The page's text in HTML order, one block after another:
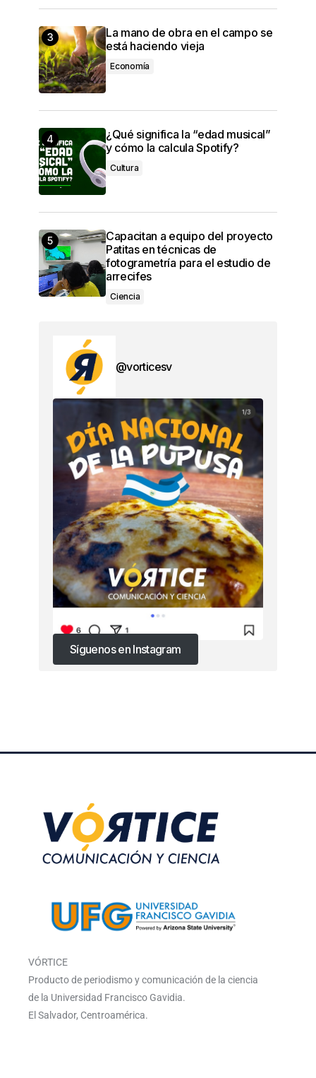
La mano de obra en el campo se
está haciendo vieja
Economía
¿Qué significa la “edad musical”
y cómo la calcula Spotify?
Cultura
Capacitan a equipo del proyecto
Patitas en técnicas de
fotogrametría para el estudio de
arrecifes
Ciencia
@vorticesv
Síguenos en Instagram
VÓRTICE
Producto de periodismo y comunicación de la ciencia
de la Universidad Francisco Gavidia.
El Salvador, Centroamérica.